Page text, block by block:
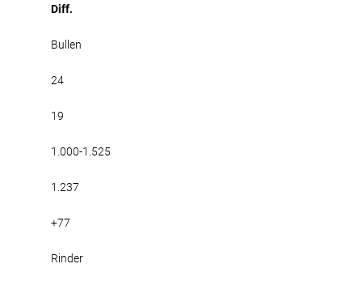
Diff.
Bullen
24
19
1.000-1.525
1.237
+77
Rinder